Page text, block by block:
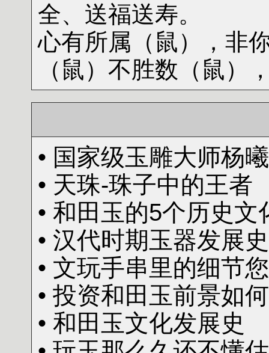
全、送福送寿。
心有所属（鼠），非
（鼠）不胜数（鼠）
• 国家级玉雕大师杨
• 天珠-珠子中的王者
• 和田玉的5个历史文
• 汉代时期玉器发展史
• 文玩手串里的细节
• 投资和田玉前景如
• 和田玉文化发展史